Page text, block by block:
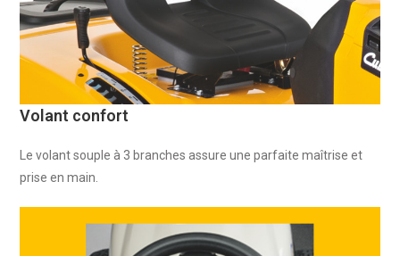
Volant confort
Le volant souple à 3 branches assure une parfaite maîtrise et
prise en main.